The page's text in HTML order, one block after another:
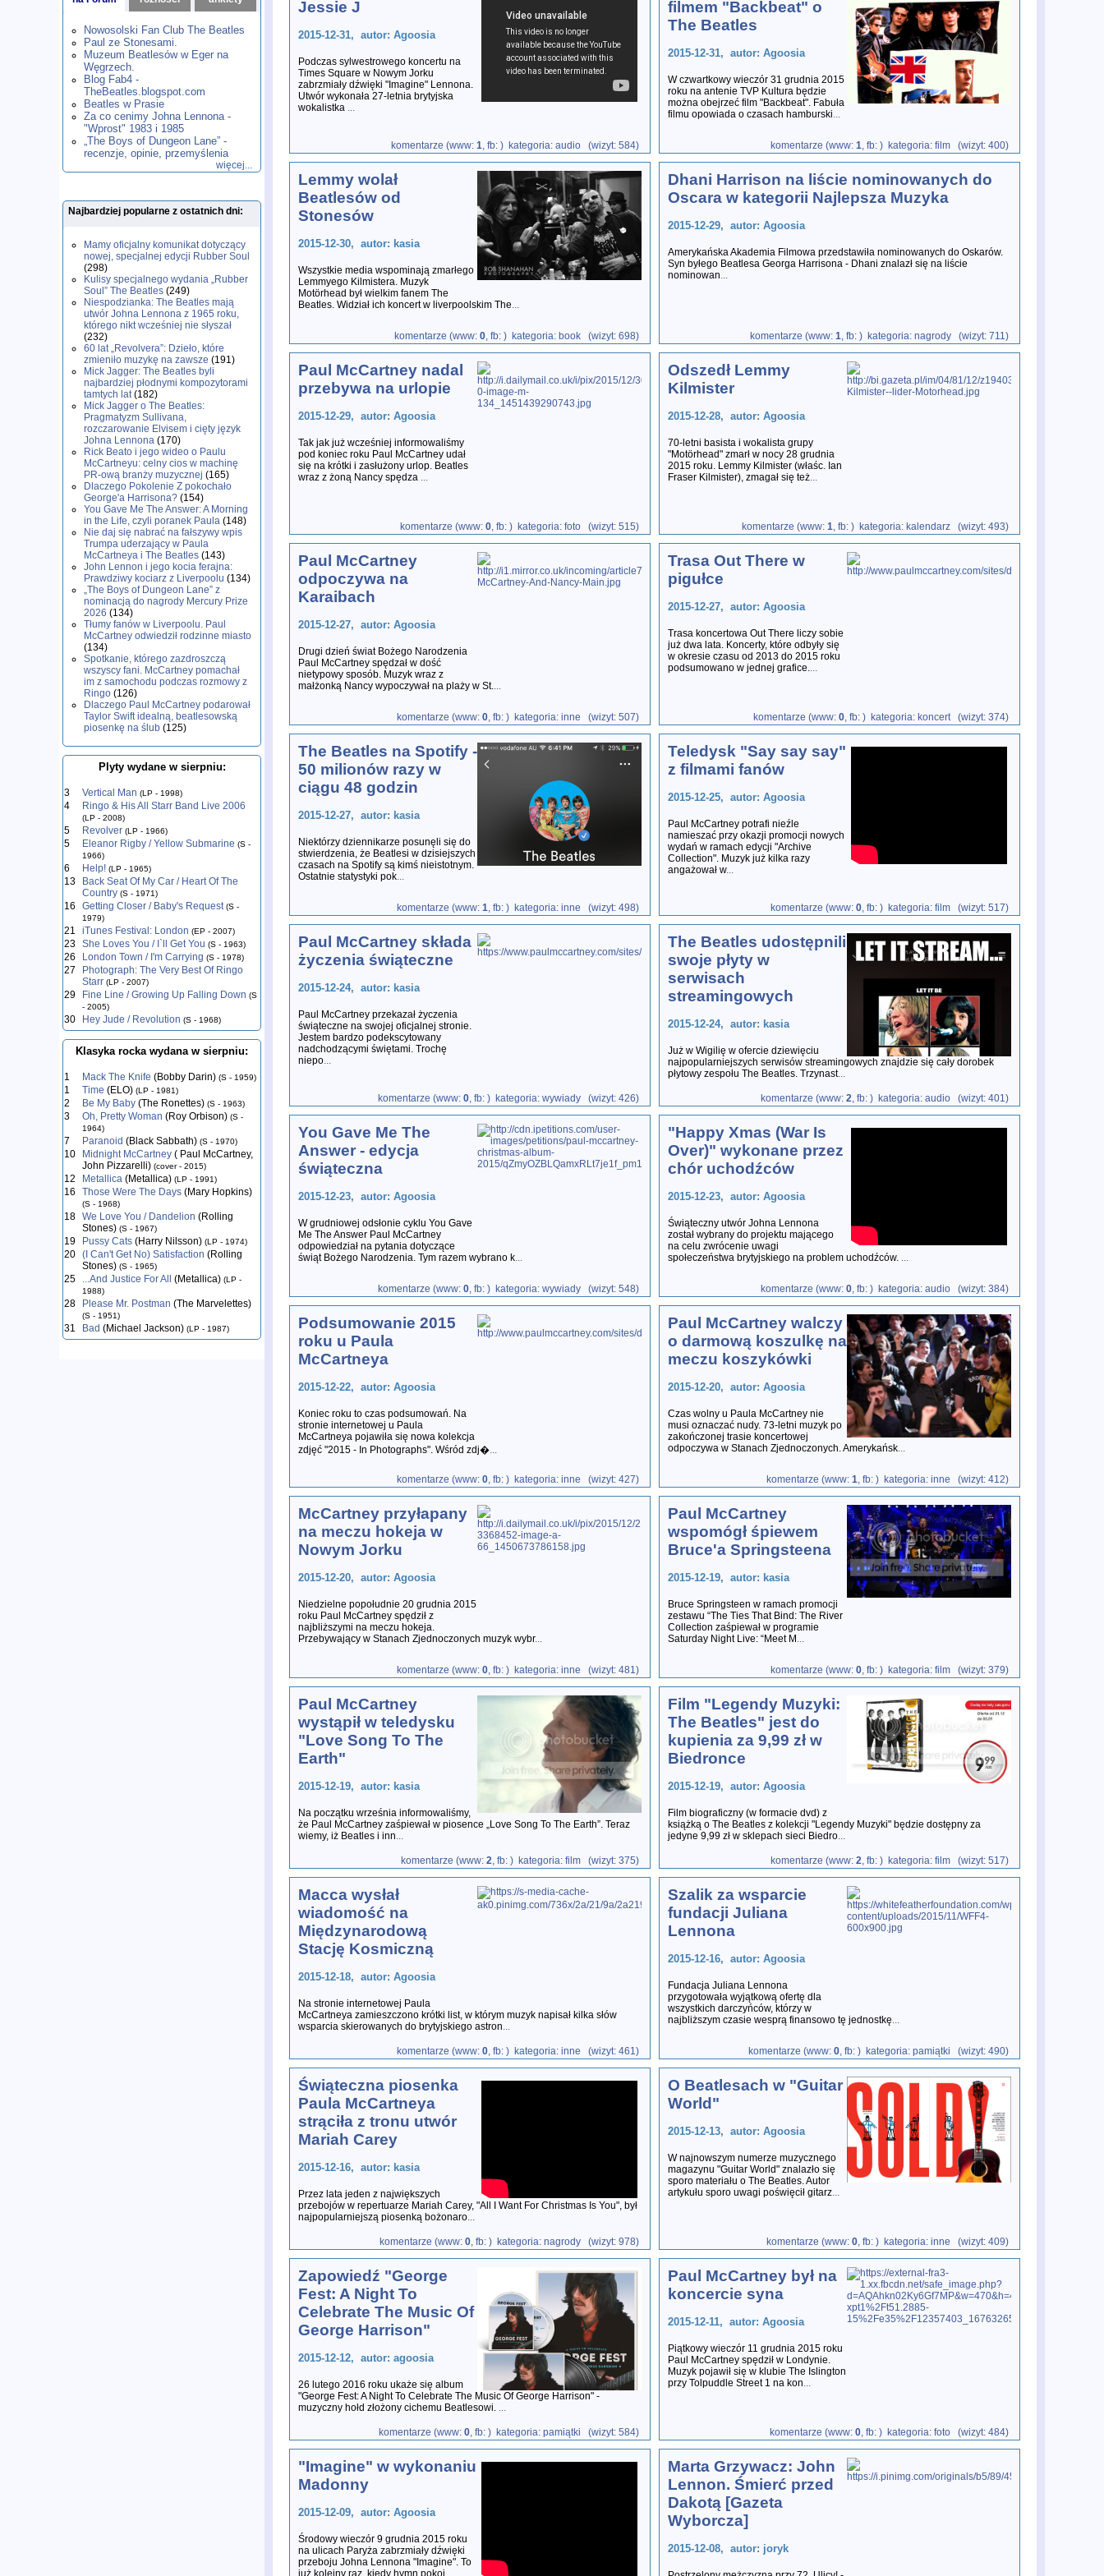
,1982,1983 ,1984,
1985,1986,1987 ,1988,1989,
1990, 1991,1992,1993
1995,1996 ,1997,1998 ,1999,
2000,2001, 2004
2005,2006, 2007
2010,2011,2012,2013,2014
2015,2016, 2017,
2020,2021,2022,2023,2024 ,
2025,2026
Nowosolski Fan Club The Beatles
Paul ze Stonesami.
Muzeum Beatlesów w Eger na
Węgrzech.
Blog Fab4 -
TheBeatles.blogspot.com
Beatles w Prasie
Za co cenimy Johna Lennona -
"Wprost" 1983 i 1985
„The Boys of Dungeon Lane” -
recenzje, opinie, przemyślenia
więcej...
Najbardziej popularne z ostatnich dni:
Mamy oficjalny komunikat dotyczący
nowej, specjalnej edycji Rubber Soul
(298)
Kulisy specjalnego wydania „Rubber
Soul” The Beatles (249)
Niespodzianka: The Beatles mają
utwór Johna Lennona z 1965 roku,
którego nikt wcześniej nie słyszał
(232)
60 lat „Revolvera”: Dzieło, które
zmieniło muzykę na zawsze (191)
Mick Jagger: The Beatles byli
najbardziej płodnymi kompozytorami
tamtych lat(182)
Mick Jagger o The Beatles:
Pragmatyzm Sullivana,
rozczarowanie Elvisem i cięty język
Johna Lennona (170)
Rick Beato i jego wideo o Paulu
McCartneyu: celny cios w machinę
PR-ową branży muzycznej (165)
Dlaczego Pokolenie Z pokochało
George'a Harrisona? (154)
You Gave Me The Answer: A Morning
in the Life, czyli poranek Paula (148)
Nie daj się nabrać na fałszywy wpis
Trumpa uderzający w Paula
McCartneya i The Beatles (143)
John Lennon i jego kocia ferajna:
Prawdziwy kociarz z Liverpoolu (134)
„The Boys of Dungeon Lane” z
nominacją do nagrody Mercury Prize
2026 (134)
Tłumy fanów w Liverpoolu. Paul
McCartney odwiedził rodzinne miasto
(134)
Spotkanie, którego zazdroszczą
wszyscy fani. McCartney pomachał
im z samochodu podczas rozmowy z
Ringo (126)
Dlaczego Paul McCartney podarował
Taylor Swift idealną, beatlesowską
piosenkę na ślub (125)
Plyty wydane w sierpniu:
3 Vertical Man (LP - 1998)
4 Ringo & His All Starr Band Live 2006
(LP - 2008)
5 Revolver (LP - 1966)
5 Eleanor Rigby / Yellow Submarine (S -
1966)
6 Help! (LP - 1965)
13
Back Seat Of My Car / Heart Of The
Country (S - 1971)
16 Getting Closer / Baby's Request (S -
1979)
21 iTunes Festival: London (EP - 2007)
23 She Loves You / I`ll Get You (S - 1963)
26 London Town / I'm Carrying (S - 1978)
27
Photograph: The Very Best Of Ringo
Starr (LP - 2007)
29 Fine Line / Growing Up Falling Down (S
- 2005)
30 Hey Jude / Revolution (S - 1968)
Klasyka rocka wydana w sierpniu:
1 Mack The Knife (Bobby Darin) (S - 1959)
1 Time (ELO) (LP - 1981)
2 Be My Baby (The Ronettes) (S - 1963)
3 Oh, Pretty Woman (Roy Orbison) (S -
1964)
7 Paranoid (Black Sabbath) (S - 1970)
10 Midnight McCartney ( Paul McCartney,
John Pizzarelli) (cover - 2015)
12 Metallica (Metallica) (LP - 1991)
16 Those Were The Days (Mary Hopkins)
(S - 1968)
18 We Love You / Dandelion (Rolling
Stones) (S - 1967)
19 Pussy Cats (Harry Nilsson) (LP - 1974)
20 (I Can't Get No) Satisfaction (Rolling
Stones) (S - 1965)
25 ...And Justice For All (Metallica) (LP -
1988)
28 Please Mr. Postman (The Marvelettes)
(S - 1951)
31 Bad (Michael Jackson) (LP - 1987)
Jessie J
2015-12-31, autor: Agoosia
Podczas sylwestrowego koncertu na
Times Square w Nowym Jorku
zabrzmiały dźwięki "Imagine" Lennona.
Utwór wykonała 27-letnia brytyjska
wokalistka ...
komentarze (www: 1, fb: ) kategoria: audio (wizyt: 584)
filmem "Backbeat" o
The Beatles
2015-12-31, autor: Agoosia
W czwartkowy wieczór 31 grudnia 2015
roku na antenie TVP Kultura będzie
można obejrzeć film "Backbeat". Fabuła
filmu opowiada o czasach hamburski...
komentarze (www: 1, fb: ) kategoria: film (wizyt: 400)
Lemmy wolał
Beatlesów od
Stonesów
2015-12-30, autor: kasia
Wszystkie media wspominają zmarłego
Lemmyego Kilmistera. Muzyk
Motörhead był wielkim fanem The
Beatles. Widział ich koncert w liverpoolskim The...
komentarze (www: 0, fb: ) kategoria: book (wizyt: 698)
Dhani Harrison na liście nominowanych do
Oscara w kategorii Najlepsza Muzyka
2015-12-29, autor: Agoosia
Amerykańska Akademia Filmowa przedstawiła nominowanych do Oskarów.
Syn byłego Beatlesa Georga Harrisona - Dhani znalazł się na liście
nominowan...
komentarze (www: 1, fb: ) kategoria: nagrody (wizyt: 711)
Paul McCartney nadal
przebywa na urlopie
2015-12-29, autor: Agoosia
Tak jak już wcześniej informowaliśmy
pod koniec roku Paul McCartney udał
się na krótki i zasłużony urlop. Beatles
wraz z żoną Nancy spędza ...
komentarze (www: 0, fb: ) kategoria: foto (wizyt: 515)
Odszedł Lemmy
Kilmister
2015-12-28, autor: Agoosia
70-letni basista i wokalista grupy
"Motörhead" zmarł w nocy 28 grudnia
2015 roku. Lemmy Kilmister (właśc. Ian
Fraser Kilmister), zmagał się też...
komentarze (www: 1, fb: ) kategoria: kalendarz (wizyt: 493)
Paul McCartney
odpoczywa na
Karaibach
2015-12-27, autor: Agoosia
Drugi dzień świat Bożego Narodzenia
Paul McCartney spędzał w dość
nietypowy sposób. Muzyk wraz z
małżonką Nancy wypoczywał na plaży w St....
komentarze (www: 0, fb: ) kategoria: inne (wizyt: 507)
Trasa Out There w
pigułce
2015-12-27, autor: Agoosia
Trasa koncertowa Out There liczy sobie
już dwa lata. Koncerty, które odbyły się
w okresie czasu od 2013 do 2015 roku
podsumowano w jednej grafice....
komentarze (www: 0, fb: ) kategoria: koncert (wizyt: 374)
The Beatles na Spotify -
50 milionów razy w
ciągu 48 godzin
2015-12-27, autor: kasia
Niektórzy dziennikarze posunęli się do
stwierdzenia, że Beatlesi w dzisiejszych
czasach na Spotify są kimś nieistotnym.
Ostatnie statystyki pok...
komentarze (www: 1, fb: ) kategoria: inne (wizyt: 498)
Teledysk "Say say say"
z filmami fanów
2015-12-25, autor: Agoosia
Paul McCartney potrafi nieźle
namieszać przy okazji promocji nowych
wydań w ramach edycji "Archive
Collection". Muzyk już kilka razy
angażował w...
komentarze (www: 0, fb: ) kategoria: film (wizyt: 517)
Paul McCartney składa
życzenia świąteczne
2015-12-24, autor: kasia
Paul McCartney przekazał życzenia
świąteczne na swojej oficjalnej stronie.
Jestem bardzo podekscytowany
nadchodzącymi świętami. Trochę
niepo...
komentarze (www: 0, fb: ) kategoria: wywiady (wizyt: 426)
The Beatles udostępnili
swoje płyty w
serwisach
streamingowych
2015-12-24, autor: kasia
Już w Wigilię w ofercie dziewięciu
najpopularniejszych serwisów streamingowych znajdzie się cały dorobek
płytowy zespołu The Beatles. Trzynast...
komentarze (www: 2, fb: ) kategoria: audio (wizyt: 401)
You Gave Me The
Answer - edycja
świąteczna
2015-12-23, autor: Agoosia
W grudniowej odsłonie cyklu You Gave
Me The Answer Paul McCartney
odpowiedział na pytania dotyczące
świąt Bożego Narodzenia. Tym razem wybrano k...
komentarze (www: 0, fb: ) kategoria: wywiady (wizyt: 548)
"Happy Xmas (War Is
Over)" wykonane przez
chór uchodźców
2015-12-23, autor: Agoosia
Świąteczny utwór Johna Lennona
został wybrany do projektu mającego
na celu zwrócenie uwagi
społeczeństwa brytyjskiego na problem uchodźców. ...
komentarze (www: 0, fb: ) kategoria: audio (wizyt: 384)
Podsumowanie 2015
roku u Paula
McCartneya
2015-12-22, autor: Agoosia
Koniec roku to czas podsumowań. Na
stronie internetowej u Paula
McCartneya pojawiła się nowa kolekcja
zdjęć "2015 - In Photographs". Wśród zdj�...
komentarze (www: 0, fb: ) kategoria: inne (wizyt: 427)
Paul McCartney walczy
o darmową koszulkę na
meczu koszykówki
2015-12-20, autor: Agoosia
Czas wolny u Paula McCartney nie
musi oznaczać nudy. 73-letni muzyk po
zakończonej trasie koncertowej
odpoczywa w Stanach Zjednoczonych. Amerykańsk...
komentarze (www: 1, fb: ) kategoria: inne (wizyt: 412)
McCartney przyłapany
na meczu hokeja w
Nowym Jorku
2015-12-20, autor: Agoosia
Niedzielne popołudnie 20 grudnia 2015
roku Paul McCartney spędził z
najbliższymi na meczu hokeja.
Przebywający w Stanach Zjednoczonych muzyk wybr...
komentarze (www: 0, fb: ) kategoria: inne (wizyt: 481)
Paul McCartney
wspomógł śpiewem
Bruce'a Springsteena
2015-12-19, autor: kasia
Bruce Springsteen w ramach promocji
zestawu “The Ties That Bind: The River
Collection zaśpiewał w programie
Saturday Night Live: “Meet M ...
komentarze (www: 0, fb: ) kategoria: film (wizyt: 379)
Paul McCartney
wystąpił w teledysku
"Love Song To The
Earth"
2015-12-19, autor: kasia
Na początku września informowaliśmy,
że Paul McCartney zaśpiewał w piosence „Love Song To The Earth”. Teraz
wiemy, iż Beatles i inn...
komentarze (www: 2, fb: ) kategoria: film (wizyt: 375)
Film "Legendy Muzyki:
The Beatles" jest do
kupienia za 9,99 zł w
Biedronce
2015-12-19, autor: Agoosia
Film biograficzny (w formacie dvd) z
książką o The Beatles z kolekcji "Legendy Muzyki" będzie dostępny za
jedyne 9,99 zł w sklepach sieci Biedro...
komentarze (www: 2, fb: ) kategoria: film (wizyt: 517)
Macca wysłał
wiadomość na
Międzynarodową
Stację Kosmiczną
2015-12-18, autor: Agoosia
Na stronie internetowej Paula
McCartneya zamieszczono krótki list, w którym muzyk napisał kilka słów
wsparcia skierowanych do brytyjskiego astron...
komentarze (www: 0, fb: ) kategoria: inne (wizyt: 461)
Szalik za wsparcie
fundacji Juliana
Lennona
2015-12-16, autor: Agoosia
Fundacja Juliana Lennona
przygotowała wyjątkową ofertę dla
wszystkich darczyńców, którzy w
najbliższym czasie wesprą finansowo tę jednostkę...
komentarze (www: 0, fb: ) kategoria: pamiątki (wizyt: 490)
Świąteczna piosenka
Paula McCartneya
strąciła z tronu utwór
Mariah Carey
2015-12-16, autor: kasia
Przez lata jeden z największych
przebojów w repertuarze Mariah Carey, "All I Want For Christmas Is You", był
najpopularniejszą piosenką bożonaro...
komentarze (www: 0, fb: ) kategoria: nagrody (wizyt: 978)
O Beatlesach w "Guitar
World"
2015-12-13, autor: Agoosia
W najnowszym numerze muzycznego
magazynu "Guitar World" znalazło się
sporo materiału o The Beatles. Autor
artykułu sporo uwagi poświęcił gitarz...
komentarze (www: 0, fb: ) kategoria: inne (wizyt: 409)
Zapowiedź "George
Fest: A Night To
Celebrate The Music Of
George Harrison"
2015-12-12, autor: agoosia
26 lutego 2016 roku ukaże się album
"George Fest: A Night To Celebrate The Music Of George Harrison" -
muzyczny hołd złożony cichemu Beatlesowi. ...
komentarze (www: 0, fb: ) kategoria: pamiątki (wizyt: 584)
Paul McCartney był na
koncercie syna
2015-12-11, autor: Agoosia
Piątkowy wieczór 11 grudnia 2015 roku
Paul McCartney spędził w Londynie.
Muzyk pojawił się w klubie The Islington
przy Tolpuddle Street 1 na kon...
komentarze (www: 0, fb: ) kategoria: foto (wizyt: 484)
"Imagine" w wykonaniu
Madonny
2015-12-09, autor: Agoosia
Środowy wieczór 9 grudnia 2015 roku
na ulicach Paryża zabrzmiały dźwięki
przeboju Johna Lennona "Imagine". To
Marta Grzywacz: John
Lennon. Śmierć przed
Dakotą [Gazeta
Wyborcza]
2015-12-08, autor: joryk